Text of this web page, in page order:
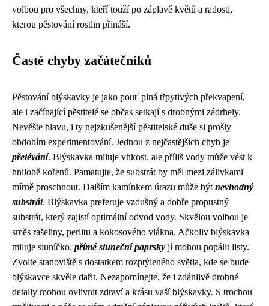
volbou pro všechny, kteří touží po záplavě květů a radosti,
kterou pěstování rostlin přináší.
Časté chyby začátečníků
Pěstování blýskavky je jako pouť plná třpytivých překvapení,
ale i začínající pěstitelé se občas setkají s drobnými zádrhely.
Nevěšte hlavu, i ty nejzkušenější pěstitelské duše si prošly
obdobím experimentování. Jednou z nejčastějších chyb je
přelévání. Blýskavka miluje vhkost, ale příliš vody může vést k
hnilobě kořenů. Pamatujte, že substrát by měl mezi zálivkami
mírně proschnout. Dalším kamínkem úrazu může být nevhodný
substrát. Blýskavka preferuje vzdušný a dobře propustný
substrát, který zajistí optimální odvod vody. Skvělou volbou je
směs rašeliny, perlitu a kokosového vlákna. Ačkoliv blýskavka
miluje sluníčko, přímé sluneční paprsky jí mohou popálit listy.
Zvolte stanoviště s dostatkem rozptýleného světla, kde se bude
blýskavce skvěle dařit. Nezapomínejte, že i zdánlivě drobné
detaily mohou ovlivnit zdraví a krásu vaší blýskavky. S trochou